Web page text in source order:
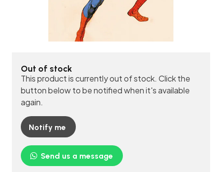
Out of stock
This product is currently out of stock. Click the
button below to be notified when it's available
again.
Notify me
Send us a message